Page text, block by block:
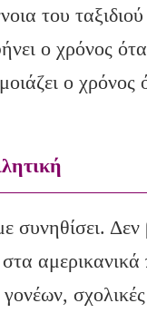
του
ο χρόνος
ο χρόνος
συνηθίσει.